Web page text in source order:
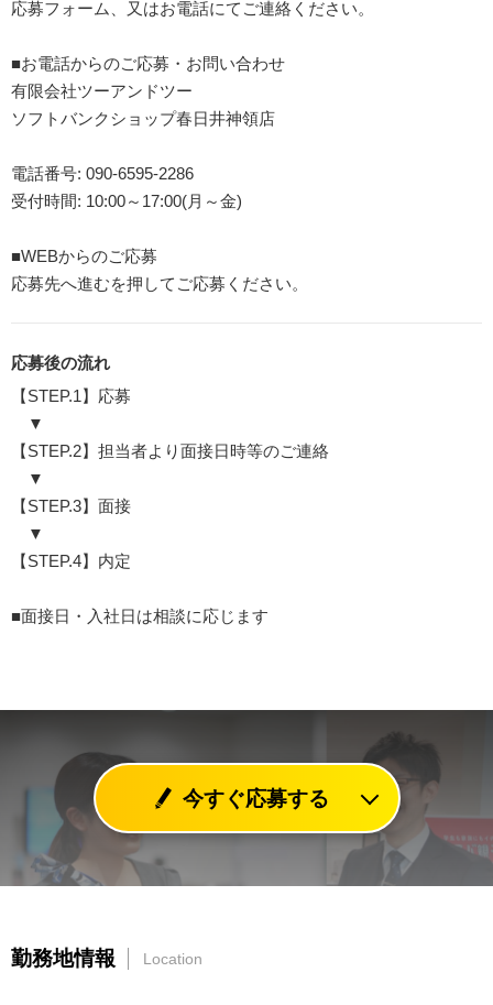
応募フォーム、又はお電話にてご連絡ください。
■お電話からのご応募・お問い合わせ
有限会社ツーアンドツー
ソフトバンクショップ春日井神領店
電話番号: 090-6595-2286
受付時間: 10:00～17:00(月～金)
■WEBからのご応募
応募先へ進むを押してご応募ください。
応募後の流れ
【STEP.1】応募
▼
【STEP.2】担当者より面接日時等のご連絡
▼
【STEP.3】面接
▼
【STEP.4】内定
■面接日・入社日は相談に応じます
今すぐ応募する
勤務地情報 Location